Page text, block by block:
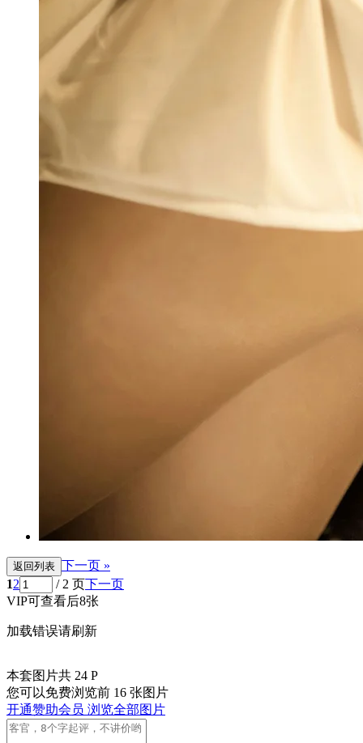
返回列表 下一页 »
12 / 2 页下一页
VIP可查看后8张
加载错误请刷新
本套图片共 24 P
您可以免费浏览前 16 张图片
开通赞助会员 浏览全部图片